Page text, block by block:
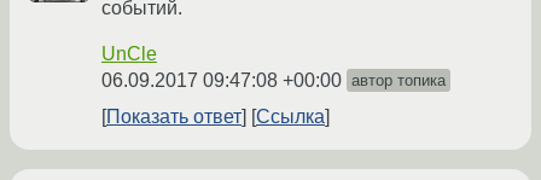
событий.
UnCle
06.09.2017 09:47:08 +00:00 автор топика
Показать ответ Ссылка